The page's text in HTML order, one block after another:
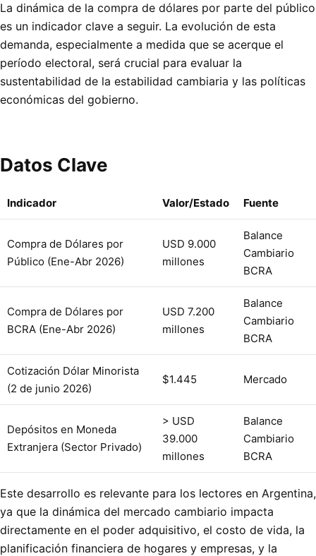
La dinámica de la compra de dólares por parte del público
es un indicador clave a seguir. La evolución de esta
demanda, especialmente a medida que se acerque el
período electoral, será crucial para evaluar la
sustentabilidad de la estabilidad cambiaria y las políticas
económicas del gobierno.
Datos Clave
Indicador Valor/Estado Fuente
Compra de Dólares por
Público (Ene-Abr 2026)
USD 9.000
millones
Balance
Cambiario
BCRA
Compra de Dólares por
BCRA (Ene-Abr 2026)
USD 7.200
millones
Balance
Cambiario
BCRA
Cotización Dólar Minorista
(2 de junio 2026)
$1.445 Mercado
Depósitos en Moneda
Extranjera (Sector Privado)
> USD
39.000
millones
Balance
Cambiario
BCRA
Este desarrollo es relevante para los lectores en Argentina,
ya que la dinámica del mercado cambiario impacta
directamente en el poder adquisitivo, el costo de vida, la
planificación financiera de hogares y empresas, y la